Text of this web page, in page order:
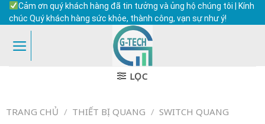
Skip
content
Cảm ơn quý khách hàng đã tin tưởng và ủng hộ chúng tôi | Kính
chúc Quý khách hàng sức khỏe, thành công, vạn sự như ý!
LỌC
TRANG CHỦ / THIẾT BỊ QUANG / SWITCH QUANG